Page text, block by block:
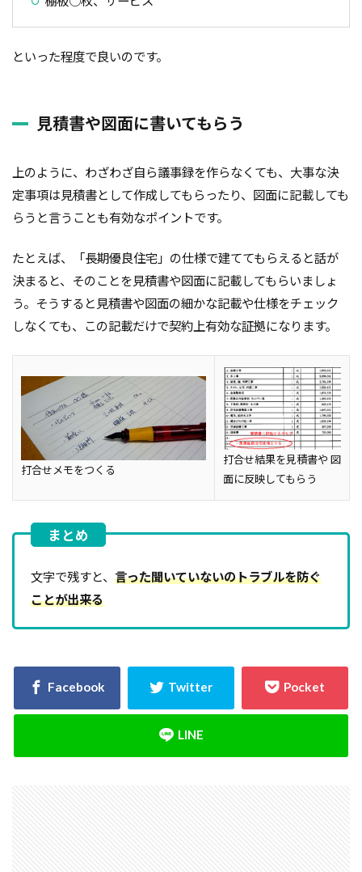
といった程度で良いのです。
見積書や図面に書いてもらう
上のように、わざわざ自ら議事録を作らなくても、大事な決
定事項は見積書として作成してもらったり、図面に記載しても
らうと言うことも有効なポイントです。
たとえば、「長期優良住宅」の仕様で建ててもらえると話が
決まると、そのことを見積書や図面に記載してもらいましょ
う。そうすると見積書や図面の細かな記載や仕様をチェック
しなくても、この記載だけで契約上有効な証拠になります。
打合せメモをつくる
打合せ結果を見積書や 図
面に反映してもらう
文字で残すと、 言った聞いていないのトラブルを防ぐ
ことが出来る